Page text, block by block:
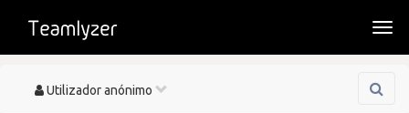
Toggle
Utilizador anónimo